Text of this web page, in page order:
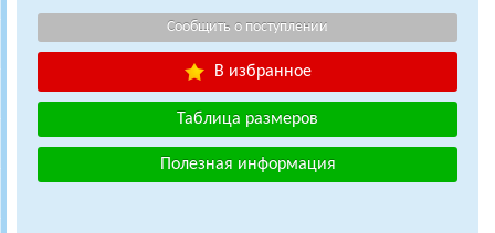
В избранное
Таблица размеров
Полезная информация